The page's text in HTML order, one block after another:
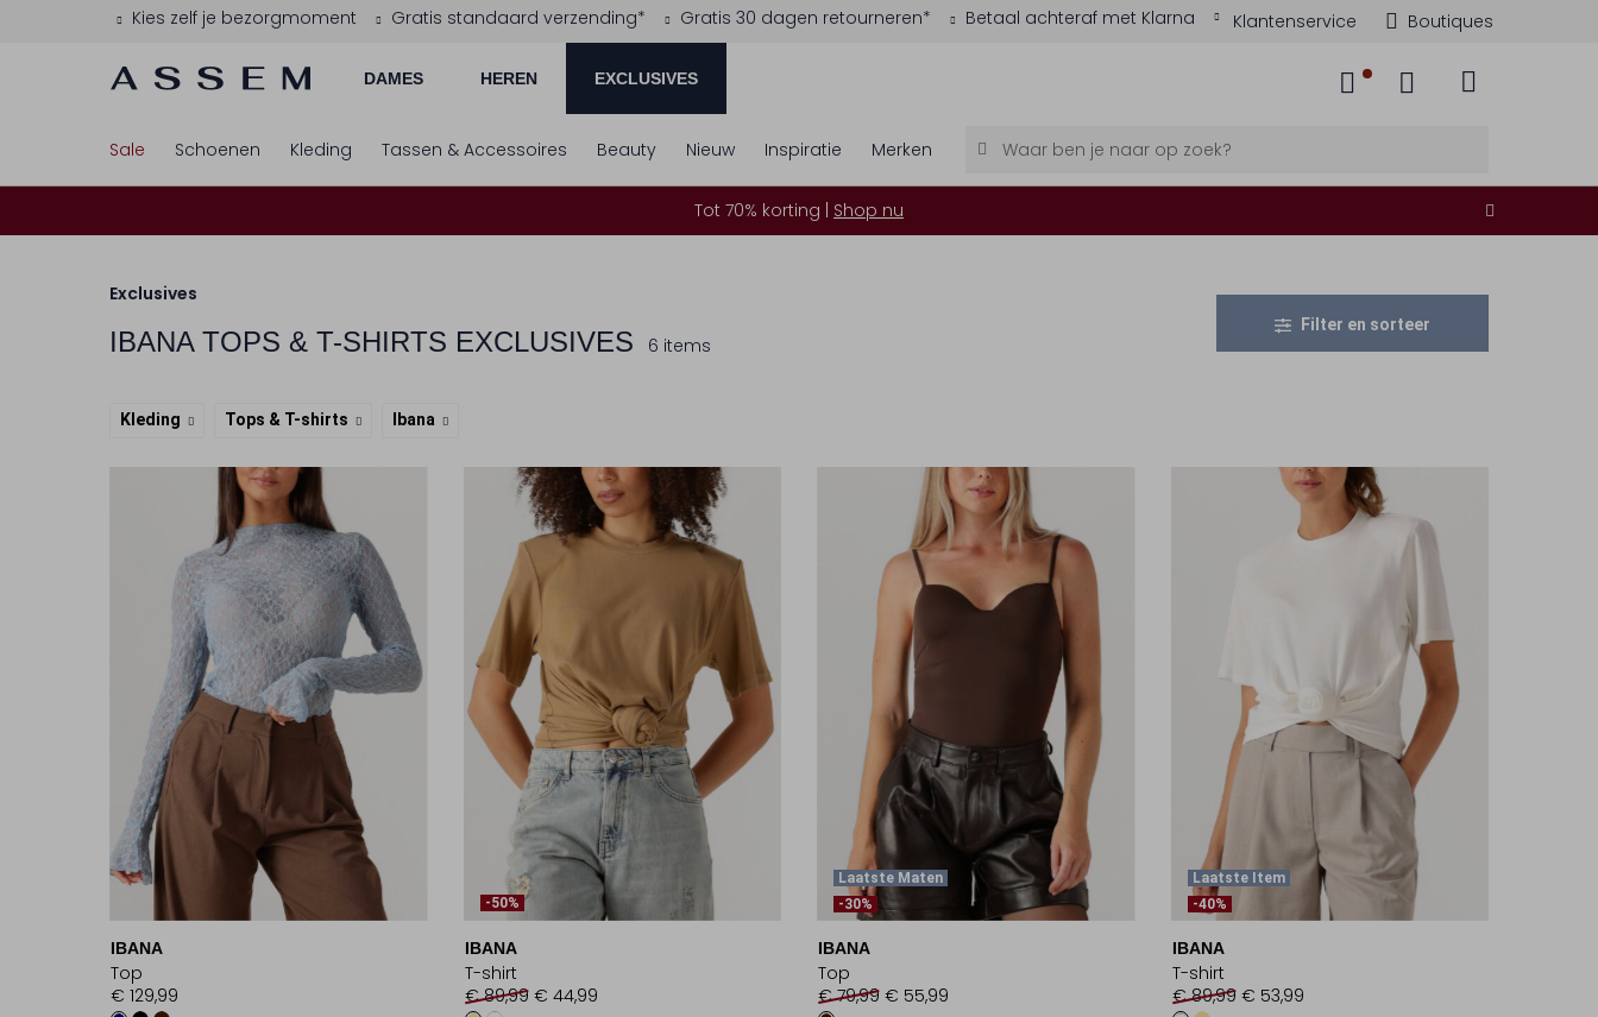
Kies zelf je bezorgmoment Gratis standaard verzending* Gratis 30 dagen retourneren* Betaal achteraf met Klarna Klantenservice Boutiques
DAMES HEREN EXCLUSIVES
Sale Schoenen Kleding Tassen & Accessoires Beauty Nieuw Inspiratie Merken
Tot 70% korting | Shop nu
Exclusives
IBANATOPS & T-SHIRTS EXCLUSIVES 6 items
Filter en sorteer
Kleding Tops & T-shirts Ibana
IBANA
Top
€ 129,99
-50%
IBANA
T-shirt
€ 89,99 € 44,99
Laatste Maten
-30%
IBANA
Top
€ 79,99 € 55,99
Laatste Item
-40%
IBANA
T-shirt
€ 89,99 € 53,99